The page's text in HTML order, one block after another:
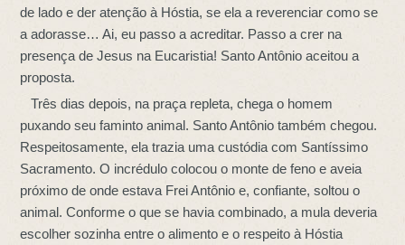
de lado e der atenção à Hóstia, se ela a reverenciar como se
a adorasse… Ai, eu passo a acreditar. Passo a crer na
presença de Jesus na Eucaristia! Santo Antônio aceitou a
proposta.
Três dias depois, na praça repleta, chega o homem
puxando seu faminto animal. Santo Antônio também chegou.
Respeitosamente, ela trazia uma custódia com Santíssimo
Sacramento. O incrédulo colocou o monte de feno e aveia
próximo de onde estava Frei Antônio e, confiante, soltou o
animal. Conforme o que se havia combinado, a mula deveria
escolher sozinha entre o alimento e o respeito à Hóstia